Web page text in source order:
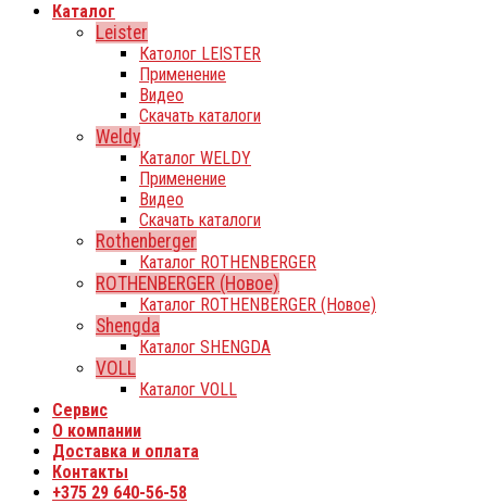
Каталог
Leister
Католог LEISTER
Применение
Видео
Скачать каталоги
Weldy
Каталог WELDY
Применение
Видео
Скачать каталоги
Rothenberger
Каталог ROTHENBERGER
ROTHENBERGER (Новое)
Каталог ROTHENBERGER (Новое)
Shengda
Каталог SHENGDA
VOLL
Каталог VOLL
Сервис
О компании
Доставка и оплата
Контакты
+375 29 640-56-58